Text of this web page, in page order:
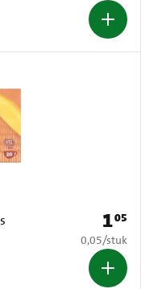
Prijs:
105
€ 0,05 per
0,05/stuk